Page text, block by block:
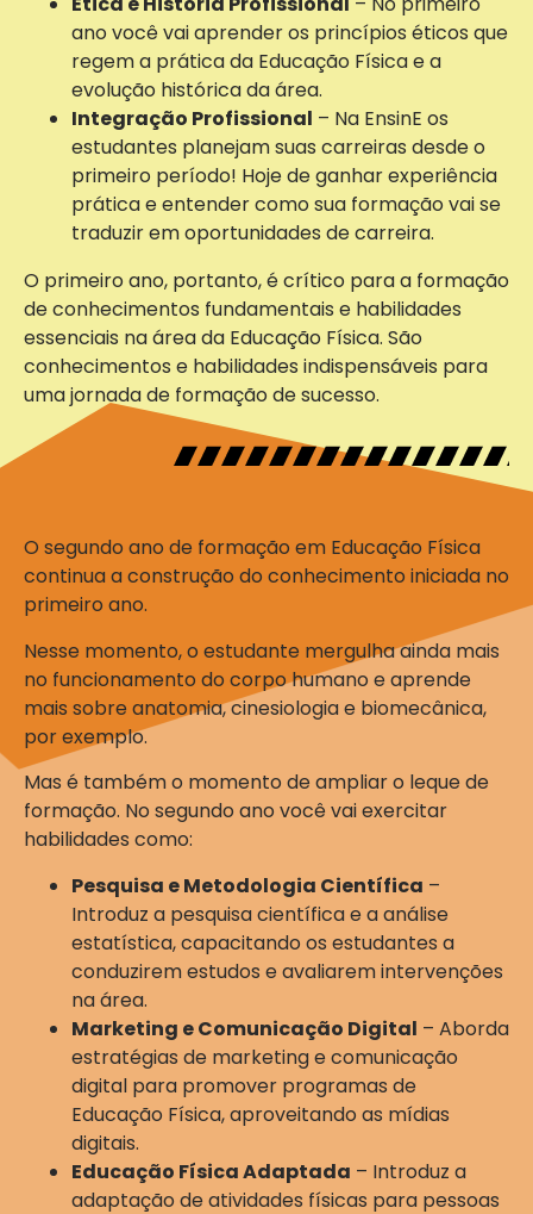
ano você vai aprender os princípios éticos que
regem a prática da Educação Física e a
evolução histórica da área.
Integração Profissional – Na EnsinE os
estudantes planejam suas carreiras desde o
primeiro período! Hoje de ganhar experiência
prática e entender como sua formação vai se
traduzir em oportunidades de carreira.
O primeiro ano, portanto, é crítico para a formação
de conhecimentos fundamentais e habilidades
essenciais na área da Educação Física. São
conhecimentos e habilidades indispensáveis para
uma jornada de formação de sucesso.
O segundo ano de formação em Educação Física
continua a construção do conhecimento iniciada no
primeiro ano.
Nesse momento, o estudante mergulha ainda mais
no funcionamento do corpo humano e aprende
mais sobre anatomia, cinesiologia e biomecânica,
por exemplo.
Mas é também o momento de ampliar o leque de
formação. No segundo ano você vai exercitar
habilidades como:
Pesquisa e Metodologia Científica –
Introduz a pesquisa científica e a análise
estatística, capacitando os estudantes a
conduzirem estudos e avaliarem intervenções
na área.
Marketing e Comunicação Digital – Aborda
estratégias de marketing e comunicação
digital para promover programas de
Educação Física, aproveitando as mídias
digitais.
Educação Física Adaptada – Introduz a
adaptação de atividades físicas para pessoas